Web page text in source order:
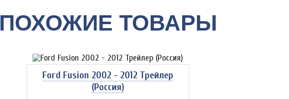
ПОХОЖИЕ ТОВАРЫ
Ford Fusion 2002 - 2012 Трейлер
(Россия)